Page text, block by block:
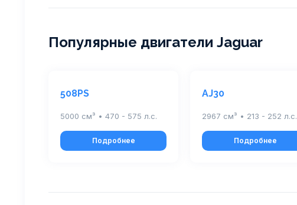
Популярные двигатели Jaguar
508PS
5000 см³ • 470 - 575 л.с.
Подробнее
AJ30
2967 см³ • 213 - 252 л.с.
Подробнее